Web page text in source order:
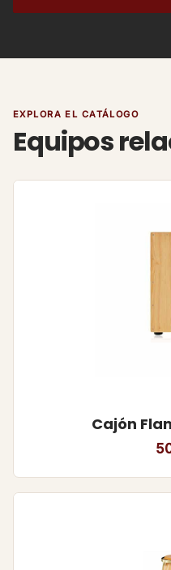
EXPLORA EL CATÁLOGO
Equipos
Cajón